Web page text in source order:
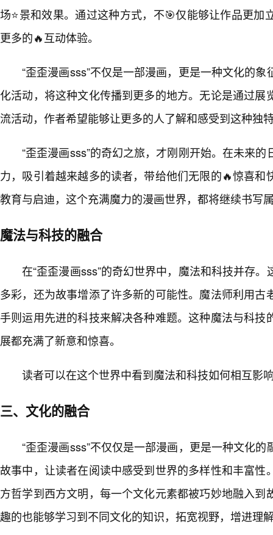
场⭐景和效果。通过这种方式，不🎯仅能够让作品更加
更多的🔥互动体验。
“歪歪漫画sss”不仅是一部漫画，更是一种文化的
化活动，将这种文化传播到更多的地方。无论是通过展
流活动，作者希望能够让更多的人了解和感受到这种独
“歪歪漫画sss”的奇幻之旅，才刚刚开始。在未来
力，吸引着越来越多的读者，带给他们无限的🔥惊喜和
教育与启迪，这个充满魔力的漫画世界，都将继续书写
魔法与科技的融合
在“歪歪漫画sss”的奇幻世界中，魔法和科技并存
多彩，还为故事增添了许多新的可能性。魔法师利用古
手则运用先进的科技来解决各种难题。这种魔法与科技
展都充满了新意和惊喜。
读者可以在这个世界中看到魔法和科技如何相互影
三、文化的融合
“歪歪漫画sss”不仅仅是一部漫画，更是一种文化
故事中，让读者在阅读中感受到世界的多样性和丰富性
方哲学到西方文明，每一个文化元素都被巧妙地融入到
趣的也能够学习到不同文化的知识，拓宽视野，增进理